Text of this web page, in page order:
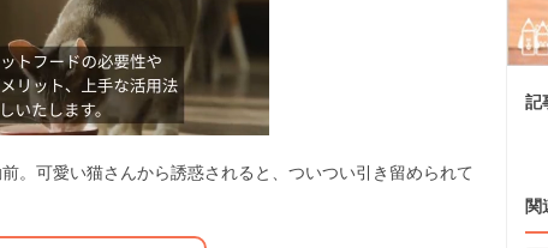
。可愛い猫さんから誘惑されると、ついつい引き留められて
記
関